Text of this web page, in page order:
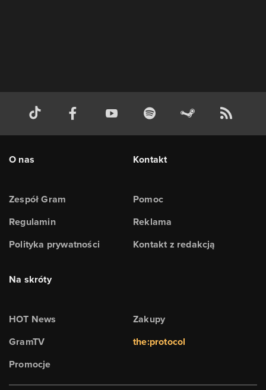
O nas
Zespół Gram
Regulamin
Polityka prywatności
Kontakt
Pomoc
Reklama
Kontakt z redakcją
Na skróty
HOT News
GramTV
Promocje
Zakupy
the:protocol